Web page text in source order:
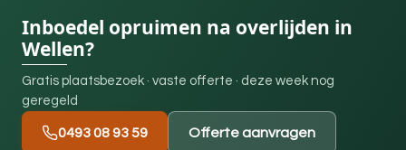
Inboedel opruimen na overlijden in
Wellen?
Gratis plaatsbezoek · vaste offerte · deze week nog
geregeld
0493 08 93 59 Offerte aanvragen